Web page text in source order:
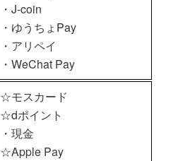
・J-coin
・ゆうちょPay
・アリペイ
・WeChat Pay
☆モスカード
☆dポイント
・現金
☆Apple Pay